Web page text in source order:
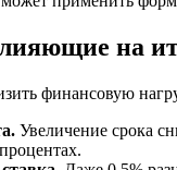
500
43
\text{
на
финансовую
Увеличение срока